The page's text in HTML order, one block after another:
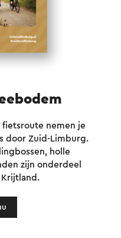
fietsroute nemen je
door Zuid-Limburg.
holle
zijn onderdeel
Krijtland.